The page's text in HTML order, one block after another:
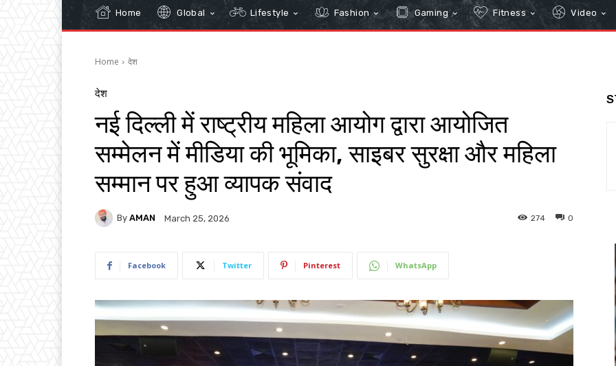
Home Global Lifestyle Fashion Gaming Fitness Video
Home देश
देश
नई दिल्ली में राष्ट्रीय महिला आयोग द्वारा आयोजित
सम्मेलन में मीडिया की भूमिका, साइबर सुरक्षा और महिला
सम्मान पर हुआ व्यापक संवाद
By AMAN March 25, 2026 0
274
Facebook Twitter Pinterest WhatsApp